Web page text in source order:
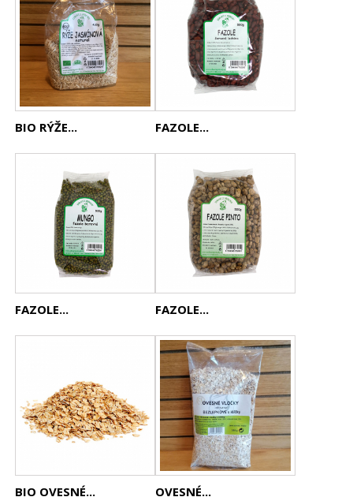
BIO RÝŽE... FAZOLE...
FAZOLE... FAZOLE...
BIO OVESNÉ... OVESNÉ...